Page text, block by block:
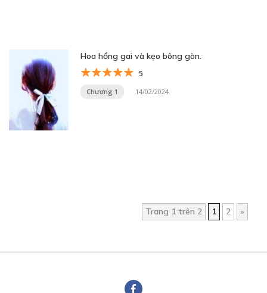
Hoa hồng gai và kẹo bông gòn.
5
Chương 1 14/02/2024
Trang 1 trên 2 1 2 »